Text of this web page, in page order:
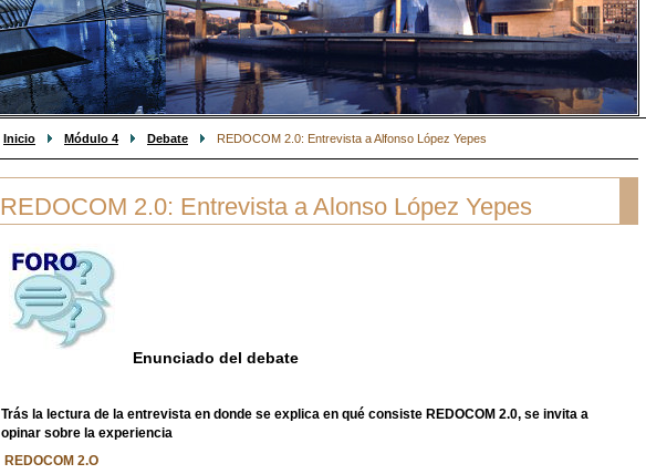
Inicio Módulo 4 Debate REDOCOM 2.0: Entrevista a Alfonso López Yepes
REDOCOM 2.0: Entrevista a Alonso López Yepes
Enunciado del debate
Trás la lectura de la entrevista en donde se explica en qué consiste REDOCOM 2.0, se invita a
opinar sobre la experiencia
REDOCOM 2.O